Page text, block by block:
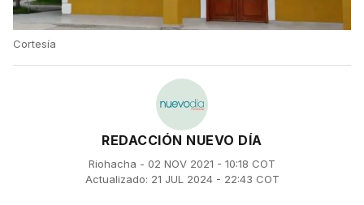
Cortesía
REDACCIÓN NUEVO DÍA
Riohacha - 02 NOV 2021 - 10:18 COT
Actualizado: 21 JUL 2024 - 22:43 COT